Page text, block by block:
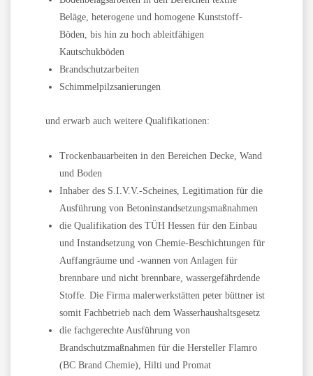
Beläge, heterogene und homogene Kunststoff-
Böden, bis hin zu hoch ableitfähigen
Kautschukböden
Brandschutzarbeiten
Schimmelpilzsanierungen
und erwarb auch weitere Qualifikationen:
Trockenbauarbeiten in den Bereichen Decke, Wand
und Boden
Inhaber des S.I.V.V.-Scheines, Legitimation für die
Ausführung von Betoninstandsetzungsmaßnahmen
die Qualifikation des TÜH Hessen für den Einbau
und Instandsetzung von Chemie-Beschichtungen für
Auffangräume und -wannen von Anlagen für
brennbare und nicht brennbare, wassergefährdende
Stoffe. Die Firma malerwerkstätten peter büttner ist
somit Fachbetrieb nach dem Wasserhaushaltsgesetz
die fachgerechte Ausführung von
Brandschutzmaßnahmen für die Hersteller Flamro
(BC Brand Chemie), Hilti und Promat